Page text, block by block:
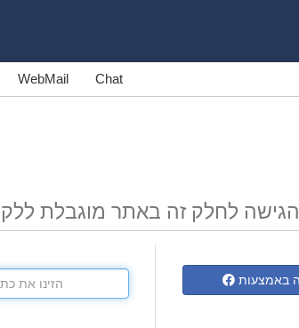
WebMail Chat
הגישה לחלק זה באתר מוגבלת